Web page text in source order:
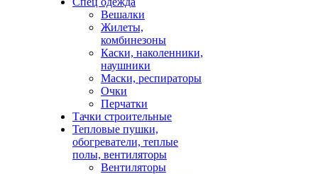
Вешалки
Жилеты,
комбинезоны
Каски, наколенники,
наушники
Маски, респираторы
Очки
Перчатки
Тачки строительные
Тепловые пушки,
обогреватели, теплые
полы, вентиляторы
Вентиляторы